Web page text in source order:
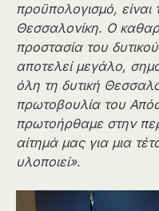
προϋπολογισμό, είναι
Θεσσαλονίκη. Ο
προστασία του
αποτελεί μεγάλο,
όλη τη δυτική
πρωτοβουλία του
πρωτοήρθαμε στην
αίτημά μας για μια
υλοποιεί».